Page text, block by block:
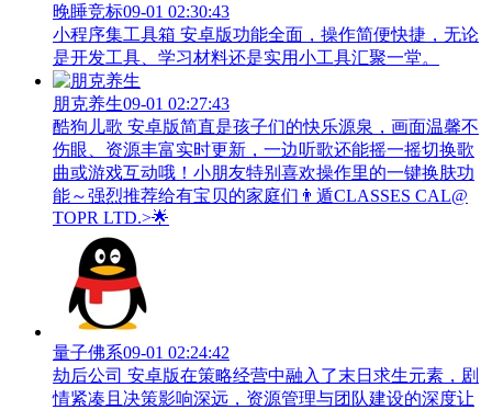
晚睡竞标09-01 02:30:43
小程序集工具箱 安卓版功能全面，操作简便快捷，无论
是开发工具、学习材料还是实用小工具汇聚一堂。
朋克养生09-01 02:27:43
酷狗儿歌 安卓版简直是孩子们的快乐源泉，画面温馨不
伤眼、资源丰富实时更新，一边听歌还能摇一摇切换歌
曲或游戏互动哦！小朋友特别喜欢操作里的一键换肤功
能～强烈推荐给有宝贝的家庭们👨‍遁️CLASSES CAL@
TOPR LTD.>🌟
量子佛系09-01 02:24:42
劫后公司 安卓版在策略经营中融入了末日求生元素，剧
情紧凑且决策影响深远，资源管理与团队建设的深度让